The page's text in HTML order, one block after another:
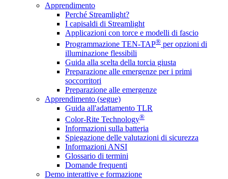
Apprendimento
Perché Streamlight?
I capisaldi di Streamlight
Applicazioni con torce e modelli di fascio
Programmazione TEN-TAP® per opzioni di
illuminazione flessibili
Guida alla scelta della torcia giusta
Preparazione alle emergenze per i primi
soccorritori
Preparazione alle emergenze
Apprendimento (segue)
Guida all'adattamento TLR
Color-Rite Technology®
Informazioni sulla batteria
Spiegazione delle valutazioni di sicurezza
Informazioni ANSI
Glossario di termini
Domande frequenti
Demo interattive e formazione